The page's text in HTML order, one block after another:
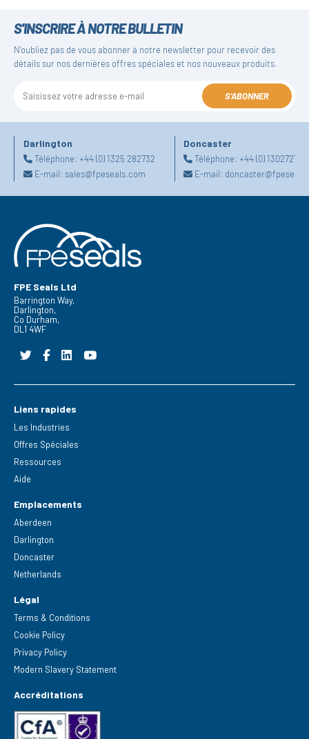
S'INSCRIRE À NOTRE BULLETIN
N'oubliez pas de vous abonner à notre newsletter pour recevoir des
détails sur nos dernières offres spéciales et nos nouveaux produits.
S'ABONNER
Darlington
Téléphone: +44 (0) 1325 282732
E-mail: sales@fpeseals.com
Doncaster
Téléphone:+44 (0)
E-mail:
FPE Seals Ltd
Barrington Way,
Darlington,
Co Durham,
DL1 4WF
Liens rapides
Les Industries
Offres Spéciales
Ressources
Aide
Emplacements
Aberdeen
Darlington
Doncaster
Netherlands
Légal
Terms & Conditions
Cookie Policy
Privacy Policy
Modern Slavery Statement
Accréditations